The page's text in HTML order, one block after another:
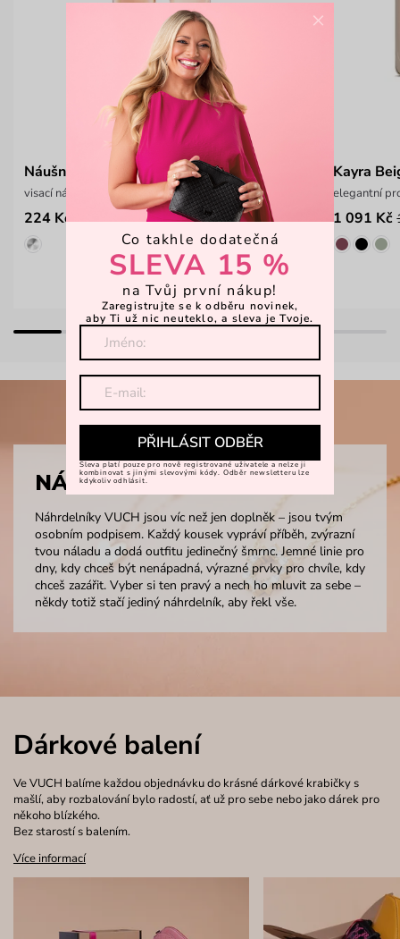
Náušnice Nyvella Rose Gold
visací náušnice s motivem srdíčka
224 Kč 299 Kč
Kayra
elegantní
1 091 Kč
NÁHRDELNÍKY
Náhrdelníky VUCH jsou víc než jen doplněk – jsou tvým
osobním podpisem. Každý kousek vypráví příběh, zvýrazní
tvou náladu a dodá outfitu jedinečný šmrnc. Jemné linie pro
dny, kdy chceš být nenápadná, výrazné prvky pro chvíle, kdy
chceš zazářit. Vyber si ten pravý a nech ho mluvit za sebe –
někdy totiž stačí jediný náhrdelník, aby řekl vše.
Dárkové balení
Ve VUCH balíme každou objednávku do krásné dárkové krabičky s
mašlí, aby rozbalování bylo radostí, ať už pro sebe nebo jako dárek pro
někoho blízkého.
Bez starostí s balením.
Více informací
×
Co takhle dodatečná
SLEVA 15 %
na Tvůj první nákup!
Zaregistrujte se k odběru novinek,
aby Ti už nic neuteklo, a sleva je Tvoje.
PŘIHLÁSIT ODBĚR
Sleva platí pouze pro nově registrované uživatele a nelze ji
kombinovat s jinými slevovými kódy. Odběr newsletteru lze
kdykoliv odhlásit.